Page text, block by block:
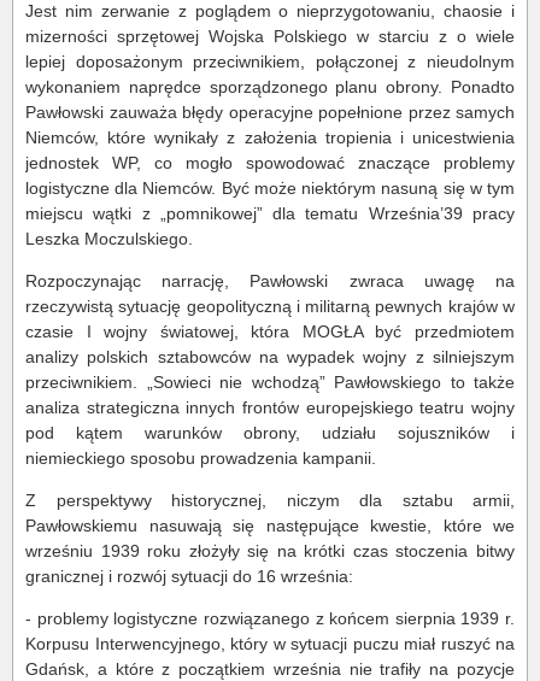
Jest nim zerwanie z poglądem o nieprzygotowaniu, chaosie i
mizerności sprzętowej Wojska Polskiego w starciu z o wiele
lepiej doposażonym przeciwnikiem, połączonej z nieudolnym
wykonaniem naprędce sporządzonego planu obrony. Ponadto
Pawłowski zauważa błędy operacyjne popełnione przez samych
Niemców, które wynikały z założenia tropienia i unicestwienia
jednostek WP, co mogło spowodować znaczące problemy
logistyczne dla Niemców. Być może niektórym nasuną się w tym
miejscu wątki z „pomnikowej” dla tematu Września’39 pracy
Leszka Moczulskiego.
Rozpoczynając narrację, Pawłowski zwraca uwagę na
rzeczywistą sytuację geopolityczną i militarną pewnych krajów w
czasie I wojny światowej, która MOGŁA być przedmiotem
analizy polskich sztabowców na wypadek wojny z silniejszym
przeciwnikiem. „Sowieci nie wchodzą” Pawłowskiego to także
analiza strategiczna innych frontów europejskiego teatru wojny
pod kątem warunków obrony, udziału sojuszników i
niemieckiego sposobu prowadzenia kampanii.
Z perspektywy historycznej, niczym dla sztabu armii,
Pawłowskiemu nasuwają się następujące kwestie, które we
wrześniu 1939 roku złożyły się na krótki czas stoczenia bitwy
granicznej i rozwój sytuacji do 16 września:
- problemy logistyczne rozwiązanego z końcem sierpnia 1939 r.
Korpusu Interwencyjnego, który w sytuacji puczu miał ruszyć na
Gdańsk, a które z początkiem września nie trafiły na pozycje